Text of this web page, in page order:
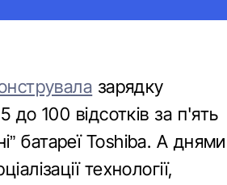
зарядку
до 100 відсотків за п'ять
батареї Toshiba. А днями
технології,